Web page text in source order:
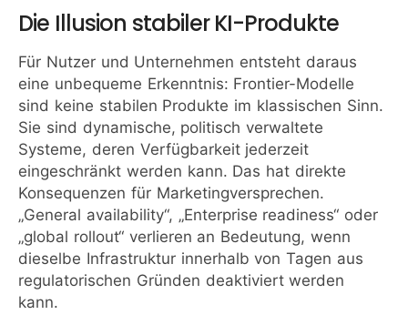
Die Illusion stabiler KI-Produkte
Für Nutzer und Unternehmen entsteht daraus
eine unbequeme Erkenntnis: Frontier-Modelle
sind keine stabilen Produkte im klassischen Sinn.
Sie sind dynamische, politisch verwaltete
Systeme, deren Verfügbarkeit jederzeit
eingeschränkt werden kann. Das hat direkte
Konsequenzen für Marketingversprechen.
„General availability“, „Enterprise readiness“ oder
„global rollout“ verlieren an Bedeutung, wenn
dieselbe Infrastruktur innerhalb von Tagen aus
regulatorischen Gründen deaktiviert werden
kann.